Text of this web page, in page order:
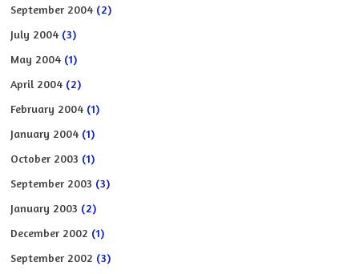
September 2004 (2)
July 2004 (3)
May 2004 (1)
April 2004 (2)
February 2004 (1)
January 2004 (1)
October 2003 (1)
September 2003 (3)
January 2003 (2)
December 2002 (1)
September 2002 (3)